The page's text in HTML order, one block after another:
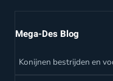
Mega-Des Blog
Konijnen bestrijden en